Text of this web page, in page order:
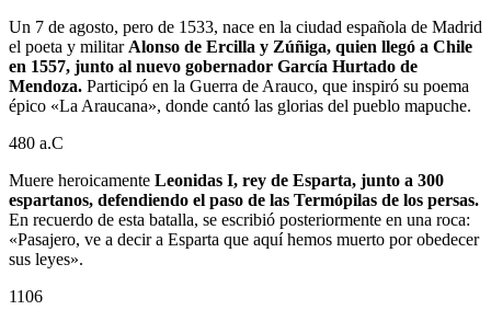
Un 7 de agosto, pero de 1533, nace en la ciudad española de Madrid
el poeta y militar Alonso de Ercilla y Zúñiga, quien llegó a Chile
en 1557, junto al nuevo gobernador García Hurtado de
Mendoza. Participó en la Guerra de Arauco, que inspiró su poema
épico «La Araucana», donde cantó las glorias del pueblo mapuche.
480 a.C
Muere heroicamente Leonidas I, rey de Esparta, junto a 300
espartanos, defendiendo el paso de las Termópilas de los persas.
En recuerdo de esta batalla, se escribió posteriormente en una roca:
«Pasajero, ve a decir a Esparta que aquí hemos muerto por obedecer
sus leyes».
1106